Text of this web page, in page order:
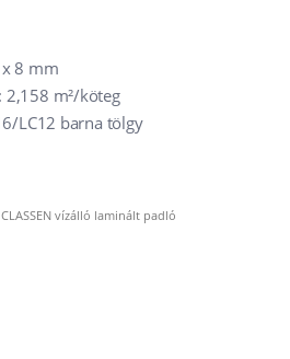
8 mm
2,158 m²/köteg
LC12 barna tölgy
CLASSEN vízálló laminált padló